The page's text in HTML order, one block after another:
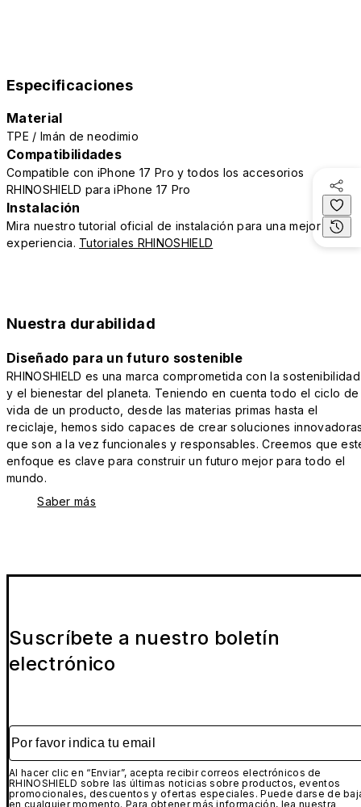
Especificaciones
Material
TPE / Imán de neodimio
Compatibilidades
Compatible con iPhone 17 Pro y todos los accesorios
RHINOSHIELD para iPhone 17 Pro
Instalación
Mira nuestro tutorial oficial de instalación para una mejor
experiencia. Tutoriales RHINOSHIELD
Nuestra durabilidad
Diseñado para un futuro sostenible
RHINOSHIELD es una marca comprometida con la sostenibilidad
y el bienestar del planeta. Teniendo en cuenta todo el ciclo de
vida de un producto, desde las materias primas hasta el
reciclaje, hemos sido capaces de crear soluciones
que son a la vez funcionales y responsables. Creemos que
enfoque es clave para construir un futuro mejor para todo el
mundo.
Saber más
Suscríbete a nuestro boletín
electrónico
Por favor indica tu email
Al hacer clic en “Enviar”, acepta recibir correos electrónicos de
RHINOSHIELD sobre las últimas noticias sobre productos, eventos
promocionales, descuentos y ofertas especiales. Puede darse de
en cualquier momento. Para obtener más información, lea nuestra